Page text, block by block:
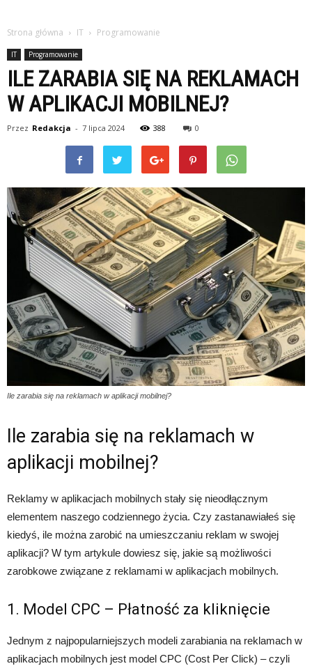
Strona główna IT Programowanie
IT Programowanie
ILE ZARABIA SIĘ NA REKLAMACH
W APLIKACJI MOBILNEJ?
Przez Redakcja - 7 lipca 2024 388 0
Ile zarabia się na reklamach w aplikacji mobilnej?
Ile zarabia się na reklamach w
aplikacji mobilnej?
Reklamy w aplikacjach mobilnych stały się nieodłącznym
elementem naszego codziennego życia. Czy zastanawiałeś się
kiedyś, ile można zarobić na umieszczaniu reklam w swojej
aplikacji? W tym artykule dowiesz się, jakie są możliwości
zarobkowe związane z reklamami w aplikacjach mobilnych.
1. Model CPC – Płatność za kliknięcie
Jednym z najpopularniejszych modeli zarabiania na reklamach w
aplikacjach mobilnych jest model CPC (Cost Per Click) – czyli